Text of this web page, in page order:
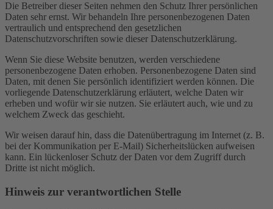
Die Betreiber dieser Seiten nehmen den Schutz Ihrer persönlichen
Daten sehr ernst. Wir behandeln Ihre personenbezogenen Daten
vertraulich und entsprechend den gesetzlichen
Datenschutzvorschriften sowie dieser Datenschutzerklärung.
Wenn Sie diese Website benutzen, werden verschiedene
personenbezogene Daten erhoben. Personenbezogene Daten sind
Daten, mit denen Sie persönlich identifiziert werden können. Die
vorliegende Datenschutzerklärung erläutert, welche Daten wir
erheben und wofür wir sie nutzen. Sie erläutert auch, wie und zu
welchem Zweck das geschieht.
Wir weisen darauf hin, dass die Datenübertragung im Internet (z. B.
bei der Kommunikation per E-Mail) Sicherheitslücken aufweisen
kann. Ein lückenloser Schutz der Daten vor dem Zugriff durch
Dritte ist nicht möglich.
Hinweis zur verantwortlichen Stelle